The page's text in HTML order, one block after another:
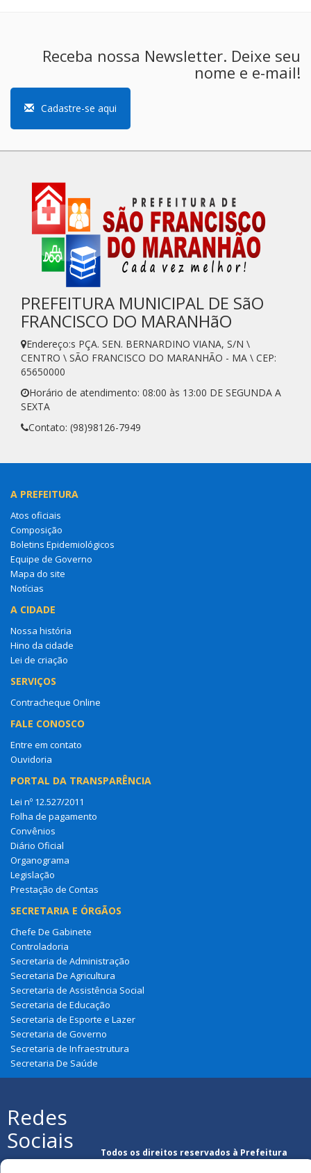
Receba nossa Newsletter. Deixe seu
nome e e-mail!
Cadastre-se aqui
PREFEITURA MUNICIPAL DE SãO
FRANCISCO DO MARANHãO
Endereço:s PÇA. SEN. BERNARDINO VIANA, S/N \
CENTRO \ SÃO FRANCISCO DO MARANHÃO - MA \ CEP:
65650000
Horário de atendimento: 08:00 às 13:00 DE SEGUNDA A
SEXTA
Contato: (98)98126-7949
A PREFEITURA
Atos oficiais
Composição
Boletins Epidemiológicos
Equipe de Governo
Mapa do site
Notícias
A CIDADE
Nossa história
Hino da cidade
Lei de criação
SERVIÇOS
Contracheque Online
FALE CONOSCO
Entre em contato
Ouvidoria
PORTAL DA TRANSPARÊNCIA
Lei nº 12.527/2011
Folha de pagamento
Convênios
Diário Oficial
Organograma
Legislação
Prestação de Contas
SECRETARIA E ÓRGÃOS
Chefe De Gabinete
Controladoria
Secretaria de Administração
Secretaria De Agricultura
Secretaria de Assistência Social
Secretaria de Educação
Secretaria de Esporte e Lazer
Secretaria de Governo
Secretaria de Infraestrutura
Secretaria De Saúde
Redes
Sociais
Todos os direitos reservados à Prefeitura